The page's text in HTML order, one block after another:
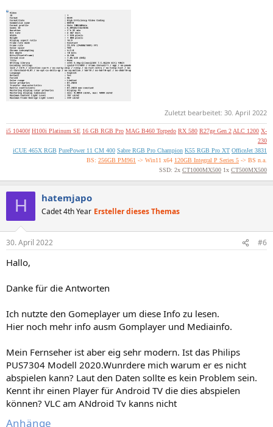
Zuletzt bearbeitet: 30. April 2022
i5 10400f H100i Platinum SE 16 GB RGB Pro MAG B460 Torpedo RX 580 R27ge Gen 2 ALC 1200 X-
230
iCUE 465X RGB PurePower 11 CM 400 Sabre RGB Pro Champion K55 RGB Pro XT OfficeJet 3831
BS: 256GB PM961 -> Win11 x64 120GB Integral P Series 5 -> BS n.a.
SSD: 2x CT1000MX500 1x CT500MX500
H hatemjapo
Cadet 4th Year Ersteller dieses Themas
30. April 2022 #6
Hallo,
Danke für die Antworten
Ich nutzte den Gomeplayer um diese Info zu lesen.
Hier noch mehr info ausm Gomplayer und Mediainfo.
Mein Fernseher ist aber eig sehr modern. Ist das Philips
PUS7304 Modell 2020.Wunrdere mich warum er es nicht
abspielen kann? Laut den Daten sollte es kein Problem sein.
Kennt ihr einen Player für Android TV die dies abspielen
können? VLC am ANdroid Tv kanns nicht
Anhänge